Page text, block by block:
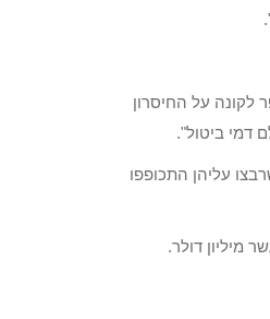
לקונה על החיסרון
דמי ביטול".
עליהן התכופפו
מיליון דולר.